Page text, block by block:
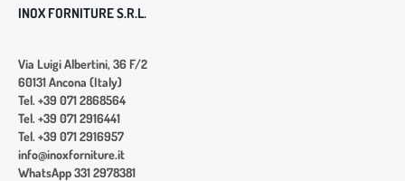
INOX FORNITURE S.R.L.
Via Luigi Albertini, 36 F/2
60131 Ancona (Italy)
Tel. +39 071 2868564
Tel. +39 071 2916441
Tel. +39 071 2916957
info@inoxforniture.it
WhatsApp 331 2978381